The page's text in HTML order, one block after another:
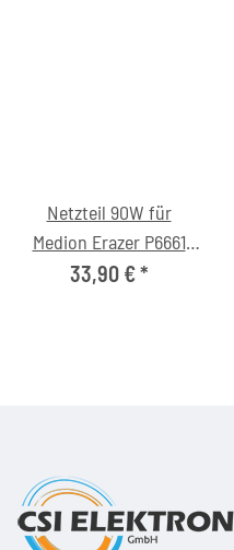
Netzteil 90W für
Medion Erazer P6661
(MD99873) Notebook
33,90 €*